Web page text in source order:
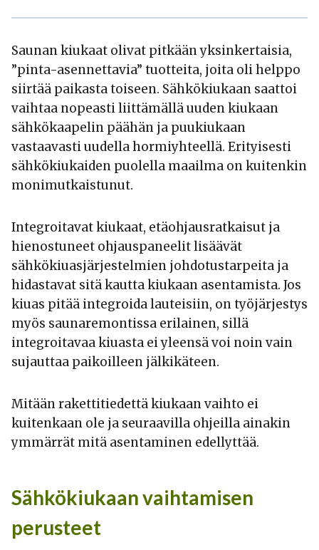
Saunan kiukaat olivat pitkään yksinkertaisia,
”pinta-asennettavia” tuotteita, joita oli helppo
siirtää paikasta toiseen. Sähkökiukaan saattoi
vaihtaa nopeasti liittämällä uuden kiukaan
sähkökaapelin päähän ja puukiukaan
vastaavasti uudella hormiyhteellä. Erityisesti
sähkökiukaiden puolella maailma on kuitenkin
monimutkaistunut.
Integroitavat kiukaat, etäohjausratkaisut ja
hienostuneet ohjauspaneelit lisäävät
sähkökiuasjärjestelmien johdotustarpeita ja
hidastavat sitä kautta kiukaan asentamista. Jos
kiuas pitää integroida lauteisiin, on työjärjestys
myös saunaremontissa erilainen, sillä
integroitavaa kiuasta ei yleensä voi noin vain
sujauttaa paikoilleen jälkikäteen.
Mitään rakettitiedettä kiukaan vaihto ei
kuitenkaan ole ja seuraavilla ohjeilla ainakin
ymmärrät mitä asentaminen edellyttää.
Sähkökiukaan vaihtamisen
perusteet